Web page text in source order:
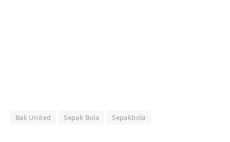
Bali United Sepak Bola Sepakbola